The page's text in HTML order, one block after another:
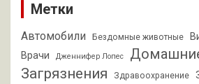
Метки
Автомобили Бездомные животные
Врачи Дженнифер Лопес
Загрязнения
Здравоохранение